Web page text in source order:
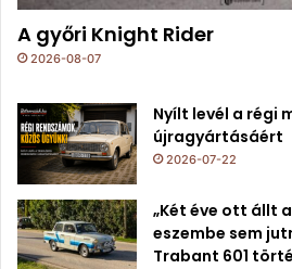
A győri Knight Rider
2026-08-07
Nyílt levél a régi
újragyártásáért
2026-07-22
„Két éve ott állt
eszembe sem
Trabant 601